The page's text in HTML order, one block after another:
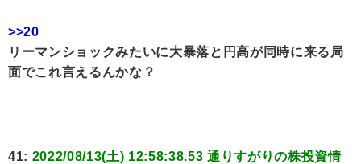
>>20
リーマンショックみたいに大暴落と円高が同時に来る局
面でこれ言えるんかな？
41: 2022/08/13(土) 12:58:38.53 通りすがりの株投資情